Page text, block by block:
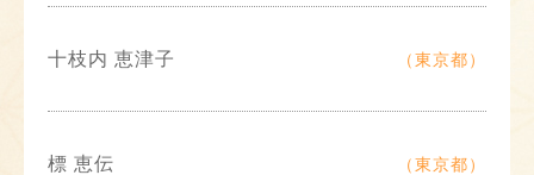
十枝内 恵津子 （東京都）
標 恵伝 （東京都）